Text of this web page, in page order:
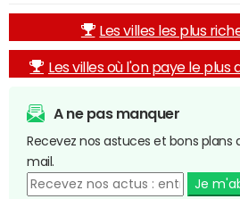
Les villes les plus
Les villes où l'on paye le
A ne pas manquer
Recevez nos astuces et bons
mail.
Je